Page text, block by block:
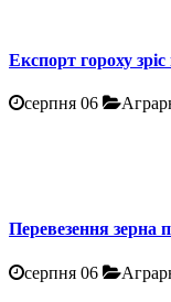
Експорт гороху
серпня 06
Перевезення зерна
серпня 06